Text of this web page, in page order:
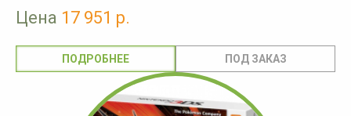
Цена 17 951 р.
ПОДРОБНЕЕ